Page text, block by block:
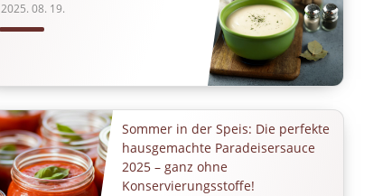
2025. 08. 19.
Sommer in der Speis: Die perfekte
hausgemachte Paradeisersauce
2025 – ganz ohne
Konservierungsstoffe!